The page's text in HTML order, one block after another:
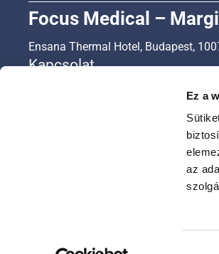
Ez a
az
Focus Medical –
Ensana Thermal Hotel, Budapest,
Kapcsolat
ugyfelszolgalat@focusmed.hu